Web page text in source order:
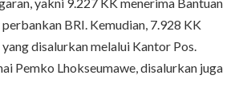
yakni 9.227 KK menerima Bantuan
BRI. Kemudian, 7.928 KK
disalurkan melalui Kantor Pos.
Pemko Lhokseumawe, disalurkan juga